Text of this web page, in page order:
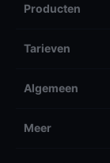
Producten
Tarieven
Algemeen
Meer